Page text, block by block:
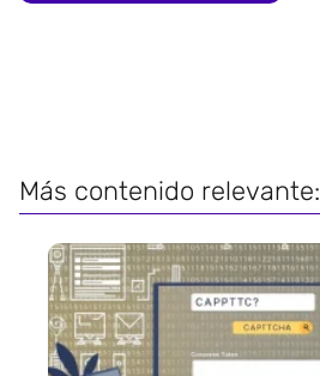
Más contenido relevante: